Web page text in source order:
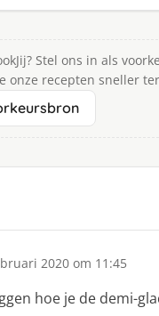
Stel ons in als
onze recepten sneller
2020 om 11:45
hoe je de demi-